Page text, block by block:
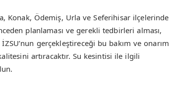
Konak, Ödemiş, Urla ve Seferihisar ilçelerinde
planlaması ve gerekli tedbirleri alması,
gerçekleştireceği bu bakım ve onarım
artıracaktır. Su kesintisi ile ilgili